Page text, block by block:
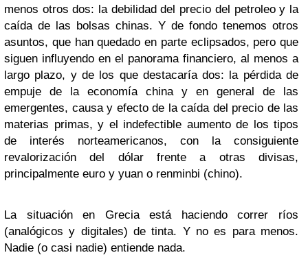
menos otros dos: la debilidad del precio del petroleo y la
caída de las bolsas chinas. Y de fondo tenemos otros
asuntos, que han quedado en parte eclipsados, pero que
siguen influyendo en el panorama financiero, al menos a
largo plazo, y de los que destacaría dos: la pérdida de
empuje de la economía china y en general de las
emergentes, causa y efecto de la caída del precio de las
materias primas, y el indefectible aumento de los tipos
de interés norteamericanos, con la consiguiente
revalorización del dólar frente a otras divisas,
principalmente euro y yuan o renminbi (chino).
La situación en Grecia está haciendo correr ríos
(analógicos y digitales) de tinta. Y no es para menos.
Nadie (o casi nadie) entiende nada.